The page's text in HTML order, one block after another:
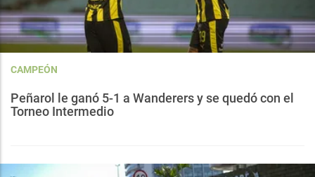
CAMPEÓN
Peñarol le ganó 5-1 a Wanderers y se quedó con el
Torneo Intermedio